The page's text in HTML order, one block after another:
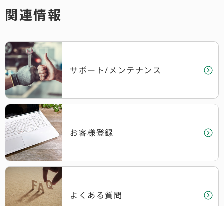
関連情報
サポート/メンテナンス
お客様登録
よくある質問